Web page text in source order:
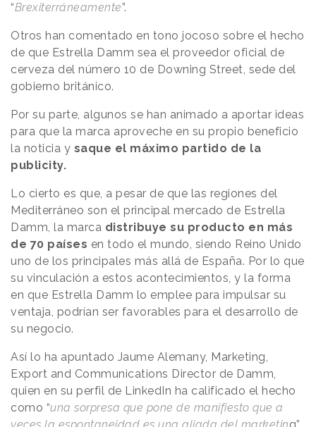
“Brexiterráneamente”.
Otros han comentado en tono jocoso sobre el hecho
de que Estrella Damm sea el proveedor oficial de
cerveza del número 10 de Downing Street, sede del
gobierno británico.
Por su parte, algunos se han animado a aportar ideas
para que la marca aproveche en su propio beneficio
la noticia y saque el máximo partido de la
publicity.
Lo cierto es que, a pesar de que las regiones del
Mediterráneo son el principal mercado de Estrella
Damm, la marca distribuye su producto en más
de 70 países en todo el mundo, siendo Reino Unido
uno de los principales más allá de España. Por lo que
su vinculación a estos acontecimientos, y la forma
en que Estrella Damm lo emplee para impulsar su
ventaja, podrían ser favorables para el desarrollo de
su negocio.
Así lo ha apuntado Jaume Alemany, Marketing,
Export and Communications Director de Damm,
quien en su perfil de LinkedIn ha calificado el hecho
como “una sorpresa que pone de manifiesto que a